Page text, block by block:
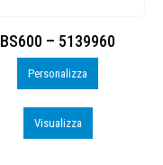
BS600 – 5139960
Personalizza
Visualizza